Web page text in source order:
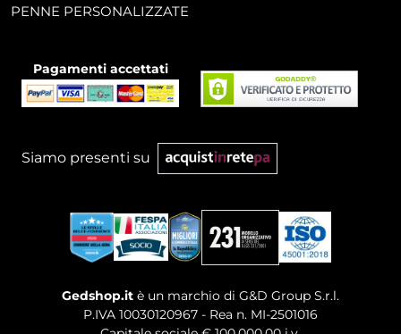
PENNE PERSONALIZZATE
Pagamenti accettati
Siamo presenti su
Gedshop.it è un marchio di G&D Group S.r.l.
P.IVA 10030120967 - Rea n. MI-2501016